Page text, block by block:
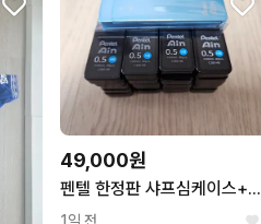
49,000원
펜텔 한정판 샤프심케이스+샤프심 20통 팝니다
1일 전